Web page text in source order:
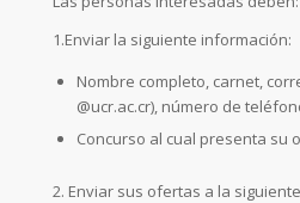
1.Enviar la siguiente información:
Nombre completo, carnet,
@ucr.ac.cr), número de
Concurso al cual presenta su
2. Enviar sus ofertas a la